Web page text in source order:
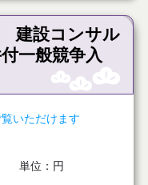
建設コンサル
一般競争入
いただけます